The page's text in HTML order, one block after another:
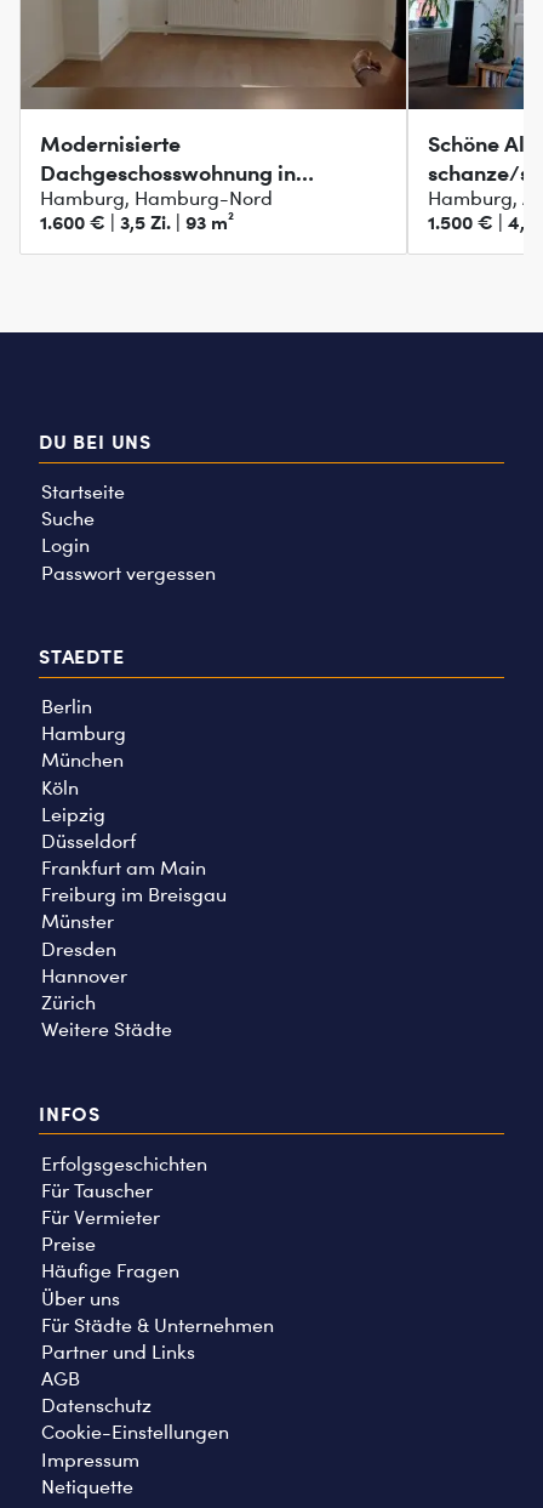
Modernisierte
Dachgeschosswohnung in
zentraler Lage
Hamburg, Hamburg-Nord
1.600 € | 3,5 Zi. | 93 m²
Schöne
schanze/
Hamburg,
1.500 € | 4,5
DU BEI UNS
Startseite
Suche
Login
Passwort vergessen
STAEDTE
Berlin
Hamburg
München
Köln
Leipzig
Düsseldorf
Frankfurt am Main
Freiburg im Breisgau
Münster
Dresden
Hannover
Zürich
Weitere Städte
INFOS
Erfolgsgeschichten
Für Tauscher
Für Vermieter
Preise
Häufige Fragen
Über uns
Für Städte & Unternehmen
Partner und Links
AGB
Datenschutz
Cookie-Einstellungen
Impressum
Netiquette